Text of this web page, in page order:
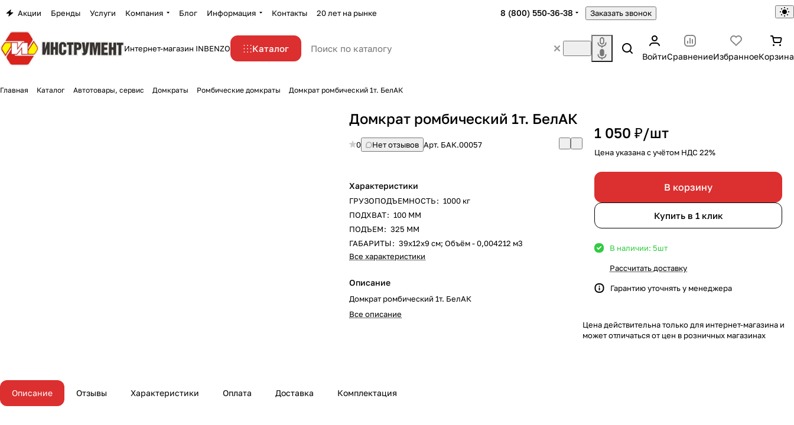
Акции Бренды Услуги Компания Блог Информация Контакты 20 лет на рынке 8 (800) 550-36-38 Заказать звонок
Интернет-магазин INBENZO Каталог
ВойтиСравнениеИзбранноеКорзина
Главная Каталог Автотовары, сервис Домкраты Ромбические домкраты Домкрат ромбический 1т. БелАК
Домкрат ромбический 1т. БелАК
0 Нет отзывов Арт. БАК.00057
Характеристики
ГРУЗОПОДЪЕМНОСТЬ: 1000 кг
ПОДХВАТ: 100 ММ
ПОДЪЕМ: 325 ММ
ГАБАРИТЫ: 39х12х9 см; Объём - 0,004212 м3
Все характеристики
Описание
Домкрат ромбический 1т. БелАК
Все описание
1 050 ₽/шт
Цена указана с учётом НДС 22%
В корзину
Купить в 1 клик
В наличии: 5шт
Рассчитать доставку
Гарантию уточнять у менеджера
Цена действительна только для интернет-магазина и
может отличаться от цен в розничных магазинах
Описание Отзывы Характеристики Оплата Доставка Комплектация